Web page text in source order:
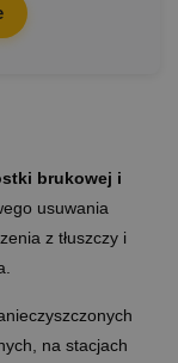
brukowej i
usuwania
z tłuszczy i
na stacjach